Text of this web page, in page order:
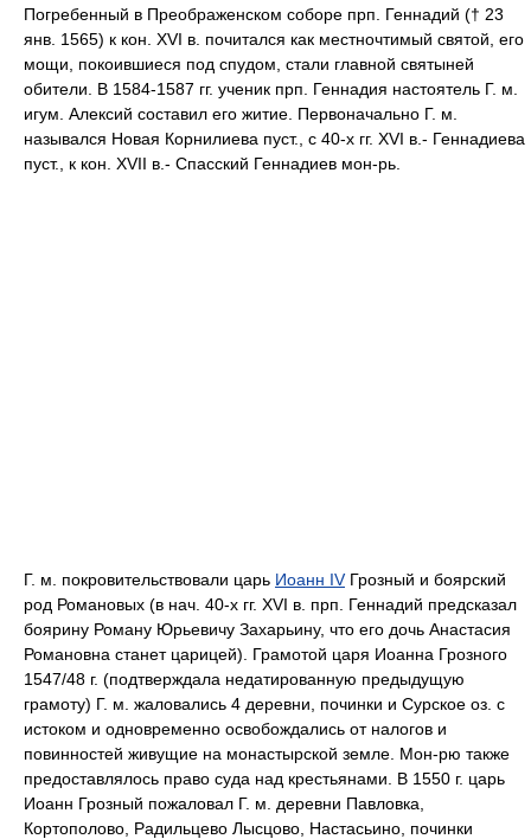
Погребенный в Преображенском соборе прп. Геннадий († 23
янв. 1565) к кон. XVI в. почитался как местночтимый святой, его
мощи, покоившиеся под спудом, стали главной святыней
обители. В 1584-1587 гг. ученик прп. Геннадия настоятель Г. м.
игум. Алексий составил его житие. Первоначально Г. м.
назывался Новая Корнилиева пуст., с 40-х гг. XVI в.- Геннадиева
пуст., к кон. XVII в.- Спасский Геннадиев мон-рь.
Г. м. покровительствовали царь Иоанн IVГрозный и боярский
род Романовых (в нач. 40-х гг. XVI в. прп. Геннадий предсказал
боярину Роману Юрьевичу Захарьину, что его дочь Анастасия
Романовна станет царицей). Грамотой царя Иоанна Грозного
1547/48 г. (подтверждала недатированную предыдущую
грамоту) Г. м. жаловались 4 деревни, починки и Сурское оз. с
истоком и одновременно освобождались от налогов и
повинностей живущие на монастырской земле. Мон-рю также
предоставлялось право суда над крестьянами. В 1550 г. царь
Иоанн Грозный пожаловал Г. м. деревни Павловка,
Кортополово, Радильцево Лысцово, Настасьино, починки